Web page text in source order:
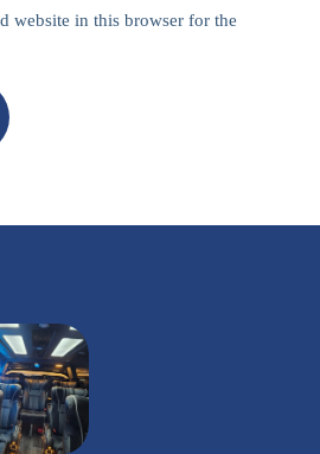
website in this browser for the